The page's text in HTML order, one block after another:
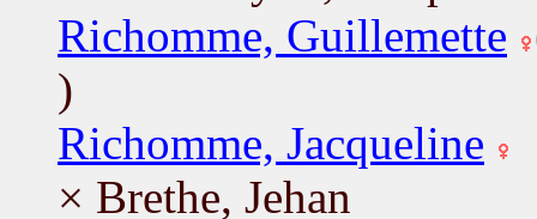
Richomme, Guillemette
)
Richomme, Jacqueline
× Brethe, Jehan